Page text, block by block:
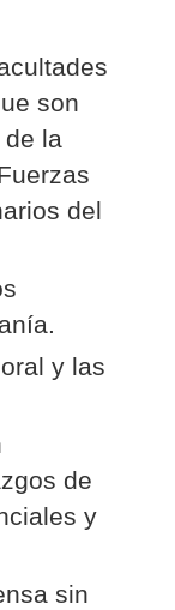
son
de la
del
y las
de
y
sin